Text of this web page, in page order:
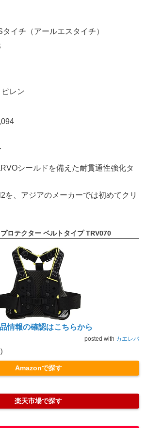
イチ（アールエスタイチ）
レン
シールドを備えた耐貫通性強化タ
を、アジアのメーカーでは初めてクリ
ロテクター ベルトタイプ TRV070
情報の確認はこちらから
posted with カエレバ
Amazonで探す
楽天市場で探す